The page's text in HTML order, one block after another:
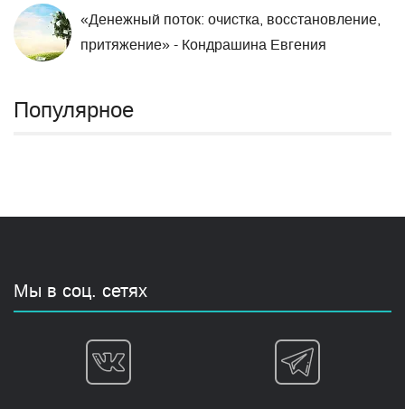
«Денежный поток: очистка, восстановление,
притяжение» - Кондрашина Евгения
Популярное
Мы в соц. сетях